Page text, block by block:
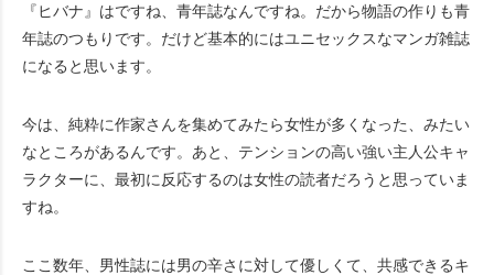
『ヒバナ』はですね、青年誌なんですね。だから物語の作りも青
年誌のつもりです。だけど基本的にはユニセックスなマンガ雑誌
になると思います。
今は、純粋に作家さんを集めてみたら女性が多くなった、みたい
なところがあるんです。あと、テンションの高い強い主人公キャ
ラクターに、最初に反応するのは女性の読者だろうと思っていま
すね。
ここ数年、男性誌には男の辛さに対して優しくて、共感できるキ